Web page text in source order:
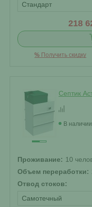
Стандарт
218
% Получить скидку
Септик
В наличии
Проживание: 10
Объем переработки:
Отвод стоков:
Самотечный